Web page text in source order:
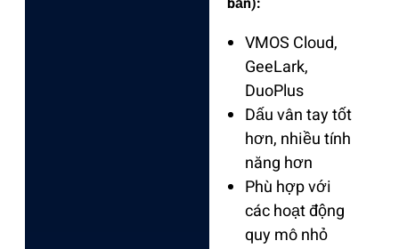
VMOS Cloud,
GeeLark,
DuoPlus
Dấu vân tay tốt
hơn, nhiều tính
năng hơn
Phù hợp với
các hoạt động
quy mô nhỏ